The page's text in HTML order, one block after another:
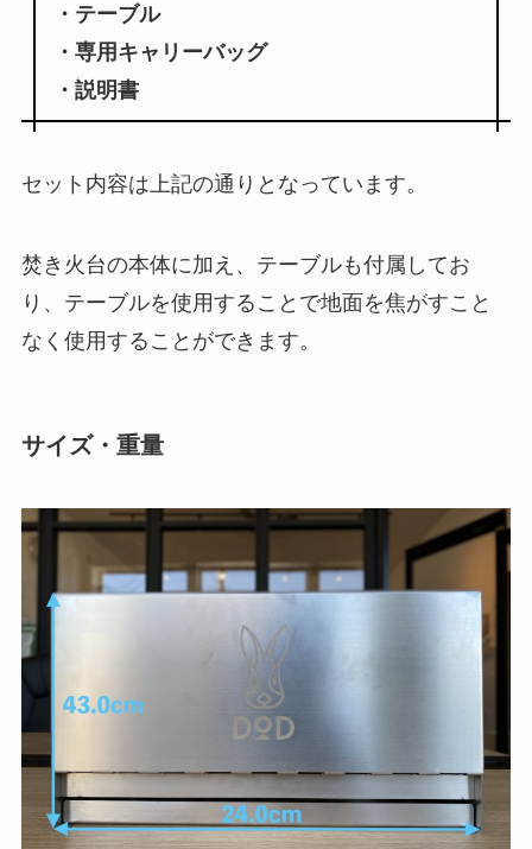
・テーブル
・専用キャリーバッグ
・説明書
セット内容は上記の通りとなっています。
焚き火台の本体に加え、テーブルも付属してお
り、テーブルを使用することで地面を焦がすこと
なく使用することができます。
サイズ・重量